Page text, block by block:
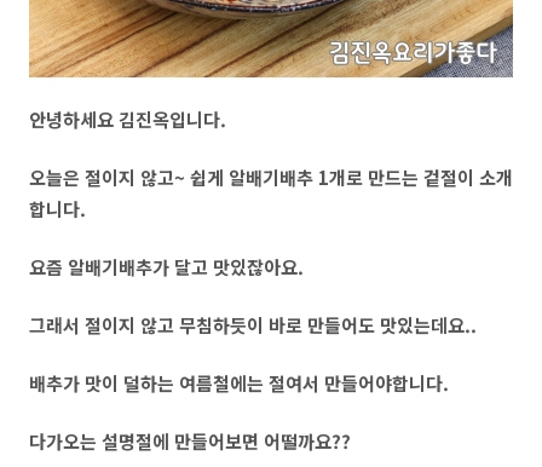
안녕하세요 김진옥입니다.
오늘은 절이지 않고~ 쉽게 알배기배추 1개로 만드는 겉절이 소개
합니다.
요즘 알배기배추가 달고 맛있잖아요.
그래서 절이지 않고 무침하듯이 바로 만들어도 맛있는데요..
배추가 맛이 덜하는 여름철에는 절여서 만들어야합니다.
다가오는 설명절에 만들어보면 어떨까요??